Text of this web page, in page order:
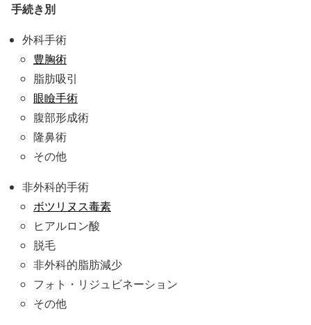
手続き別
外科手術
豊胸術
脂肪吸引
眼瞼手術
腹部形成術
隆鼻術
その他
非外科的手術
ボツリヌス毒素
ヒアルロン酸
脱毛
非外科的脂肪減少
フォト・リジュビネーション
その他